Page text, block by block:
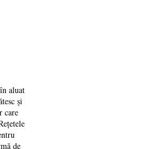
aluat
și
care
de